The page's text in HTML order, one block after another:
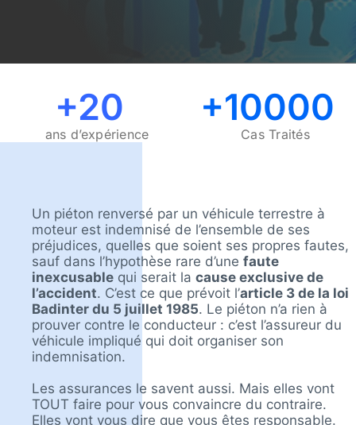
+20
ans d’expérience
+10000
Cas Traités
Un piéton renversé par un véhicule terrestre à
moteur est indemnisé de l’ensemble de ses
préjudices, quelles que soient ses propres fautes,
sauf dans l’hypothèse rare d’une faute
inexcusable qui serait la cause exclusive de
l’accident. C’est ce que prévoit l’article 3 de la loi
Badinter du 5 juillet 1985. Le piéton n’a rien à
prouver contre le conducteur : c’est l’assureur du
véhicule impliqué qui doit organiser son
indemnisation.
Les assurances le savent aussi. Mais elles vont
TOUT faire pour vous convaincre du contraire.
Elles vont vous dire que vous êtes responsable.